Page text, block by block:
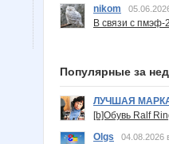
nikom
В связи с пмэф-
Популярные за
ЛУЧШАЯ
[b]Обувь Ralf
Olgs
04.08.2026